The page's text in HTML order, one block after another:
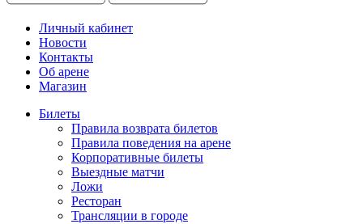
Личный кабинет
Новости
Контакты
Об арене
Магазин
Билеты
Правила возврата билетов
Правила поведения на арене
Корпоративные билеты
Выездные матчи
Ложи
Ресторан
Трансляции в городе